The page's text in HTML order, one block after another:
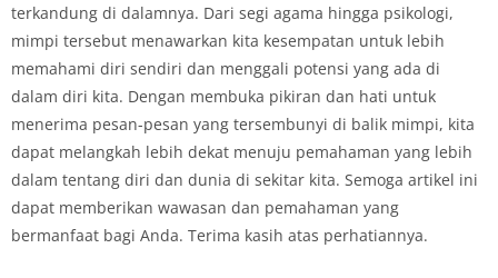
terkandung di dalamnya. Dari segi agama hingga psikologi,
mimpi tersebut menawarkan kita kesempatan untuk lebih
memahami diri sendiri dan menggali potensi yang ada di
dalam diri kita. Dengan membuka pikiran dan hati untuk
menerima pesan-pesan yang tersembunyi di balik mimpi, kita
dapat melangkah lebih dekat menuju pemahaman yang lebih
dalam tentang diri dan dunia di sekitar kita. Semoga artikel ini
dapat memberikan wawasan dan pemahaman yang
bermanfaat bagi Anda. Terima kasih atas perhatiannya.